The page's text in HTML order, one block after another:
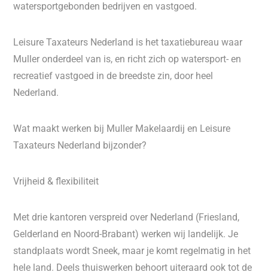
watersportgebonden bedrijven en vastgoed.
Leisure Taxateurs Nederland is het taxatiebureau waar
Muller onderdeel van is, en richt zich op watersport- en
recreatief vastgoed in de breedste zin, door heel
Nederland.
Wat maakt werken bij Muller Makelaardij en Leisure
Taxateurs Nederland bijzonder?
Vrijheid & flexibiliteit
Met drie kantoren verspreid over Nederland (Friesland,
Gelderland en Noord-Brabant) werken wij landelijk. Je
standplaats wordt Sneek, maar je komt regelmatig in het
hele land. Deels thuiswerken behoort uiteraard ook tot de